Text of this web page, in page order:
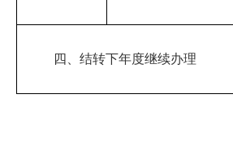
四、结转下年度继续办理